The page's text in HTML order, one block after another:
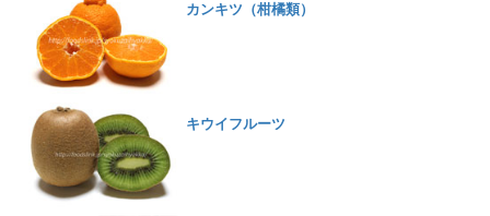
カンキツ（柑橘類）
キウイフルーツ